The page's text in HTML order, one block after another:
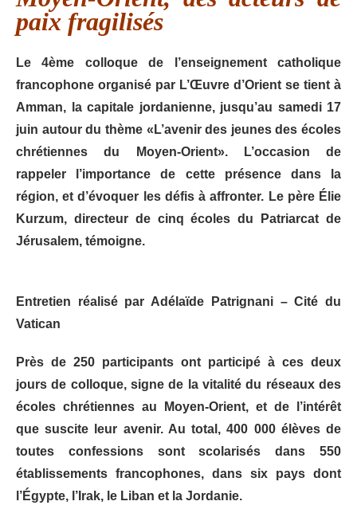
paix fragilisés
Le 4ème colloque de l’enseignement catholique
francophone organisé par L’Œuvre d’Orient se tient à
Amman, la capitale jordanienne, jusqu’au samedi 17
juin autour du thème «L’avenir des jeunes des écoles
chrétiennes du Moyen-Orient». L’occasion de
rappeler l’importance de cette présence dans la
région, et d’évoquer les défis à affronter. Le père Élie
Kurzum, directeur de cinq écoles du Patriarcat de
Jérusalem, témoigne.
Entretien réalisé par Adélaïde Patrignani – Cité du
Vatican
Près de 250 participants ont participé à ces deux
jours de colloque, signe de la vitalité du réseaux des
écoles chrétiennes au Moyen-Orient, et de l’intérêt
que suscite leur avenir. Au total, 400 000 élèves de
toutes confessions sont scolarisés dans 550
établissements francophones, dans six pays dont
l’Égypte, l’Irak, le Liban et la Jordanie.